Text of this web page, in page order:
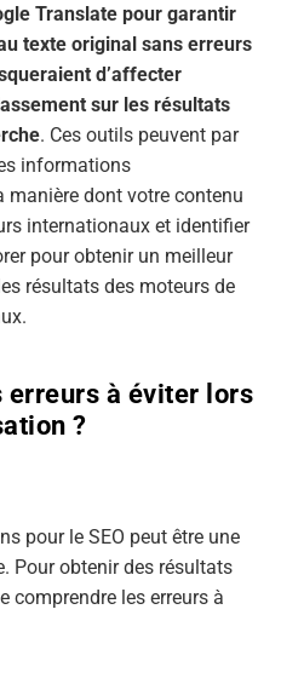
Translate pour garantir
texte original sans erreurs
d’affecter
sur les résultats
. Ces outils peuvent par
informations
manière dont votre contenu
internationaux et identifier
pour obtenir un meilleur
résultats des moteurs de
erreurs à éviter lors
?
pour le SEO peut être une
Pour obtenir des résultats
comprendre les erreurs à